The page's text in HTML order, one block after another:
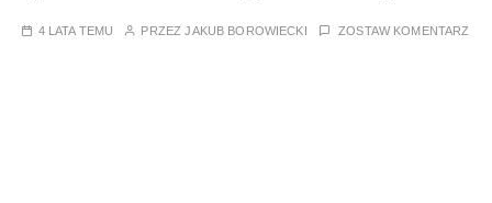
4 LATA TEMU PRZEZJAKUB BOROWIECKI ZOSTAW KOMENTARZ